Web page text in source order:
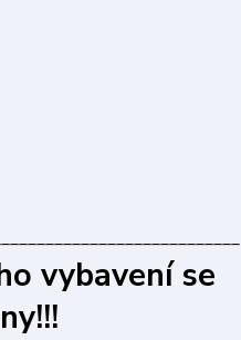
vybavení se